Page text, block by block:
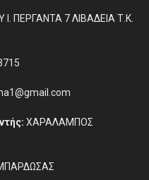
ΠΕΡΓΑΝΤΑ 7 ΛΙΒΑΔΕΙΑ Τ.Κ.
ΧΑΡΑΛΑΜΠΟΣ